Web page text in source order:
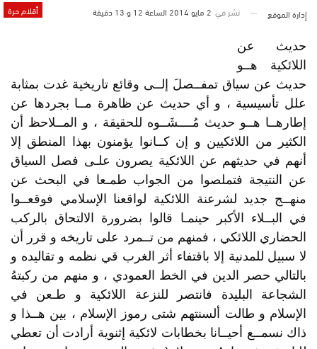
أقلام حرة إدارة الموقع نشر في 2 مايو 2014 الساعة 12 و 13 دقيقة
حديث عن
اللائكية هــو
حديث عن سياق تمفــصلَ إلــى وقائع تاريخية غدت بمثابة
علل تأسيسية ، و أي حديث عن ظاهرة مــا بجردها عن
إطارهــا هــو حديث مُــــشَــوه للحقيقة ، و المــلاحظ أن
الكثير من اللائكيين و إن كــانوا يؤمنون بهذا المنطق إلا
أنهم في حديثهم عن اللائكية يصرون علـى فصل السياق
عن النتيجة فتملصوا من الجواب طمـعا في البحث عن
منهــج جديد لشرعنة اللائكية لواقعنا الإسلامي فوقعــوا
في البــلاء الأكبر حينمـا قالوا بضرورة الالتحاق بالركب
الحضاري اللائكي ، فمنهم من تــمرد على تاريخه و قرر أن
لا سبيل للمدنية إلا باقتفاء أثر الغرب قي نظمه و تقاليده و
بالتالي حصر الدين في الخط العمودي ، و منهم من ركبتهُ
الشجاعة البليدة فانتصر للنزعة اللائكية و طـعن في
الإسلام و طالت ألسنتهم شتى رموز الإسلام ، بين هــذا و
ذاك نسمــع أحيــانا بخطابات لائكية إثنوية أرادت أن تعطي